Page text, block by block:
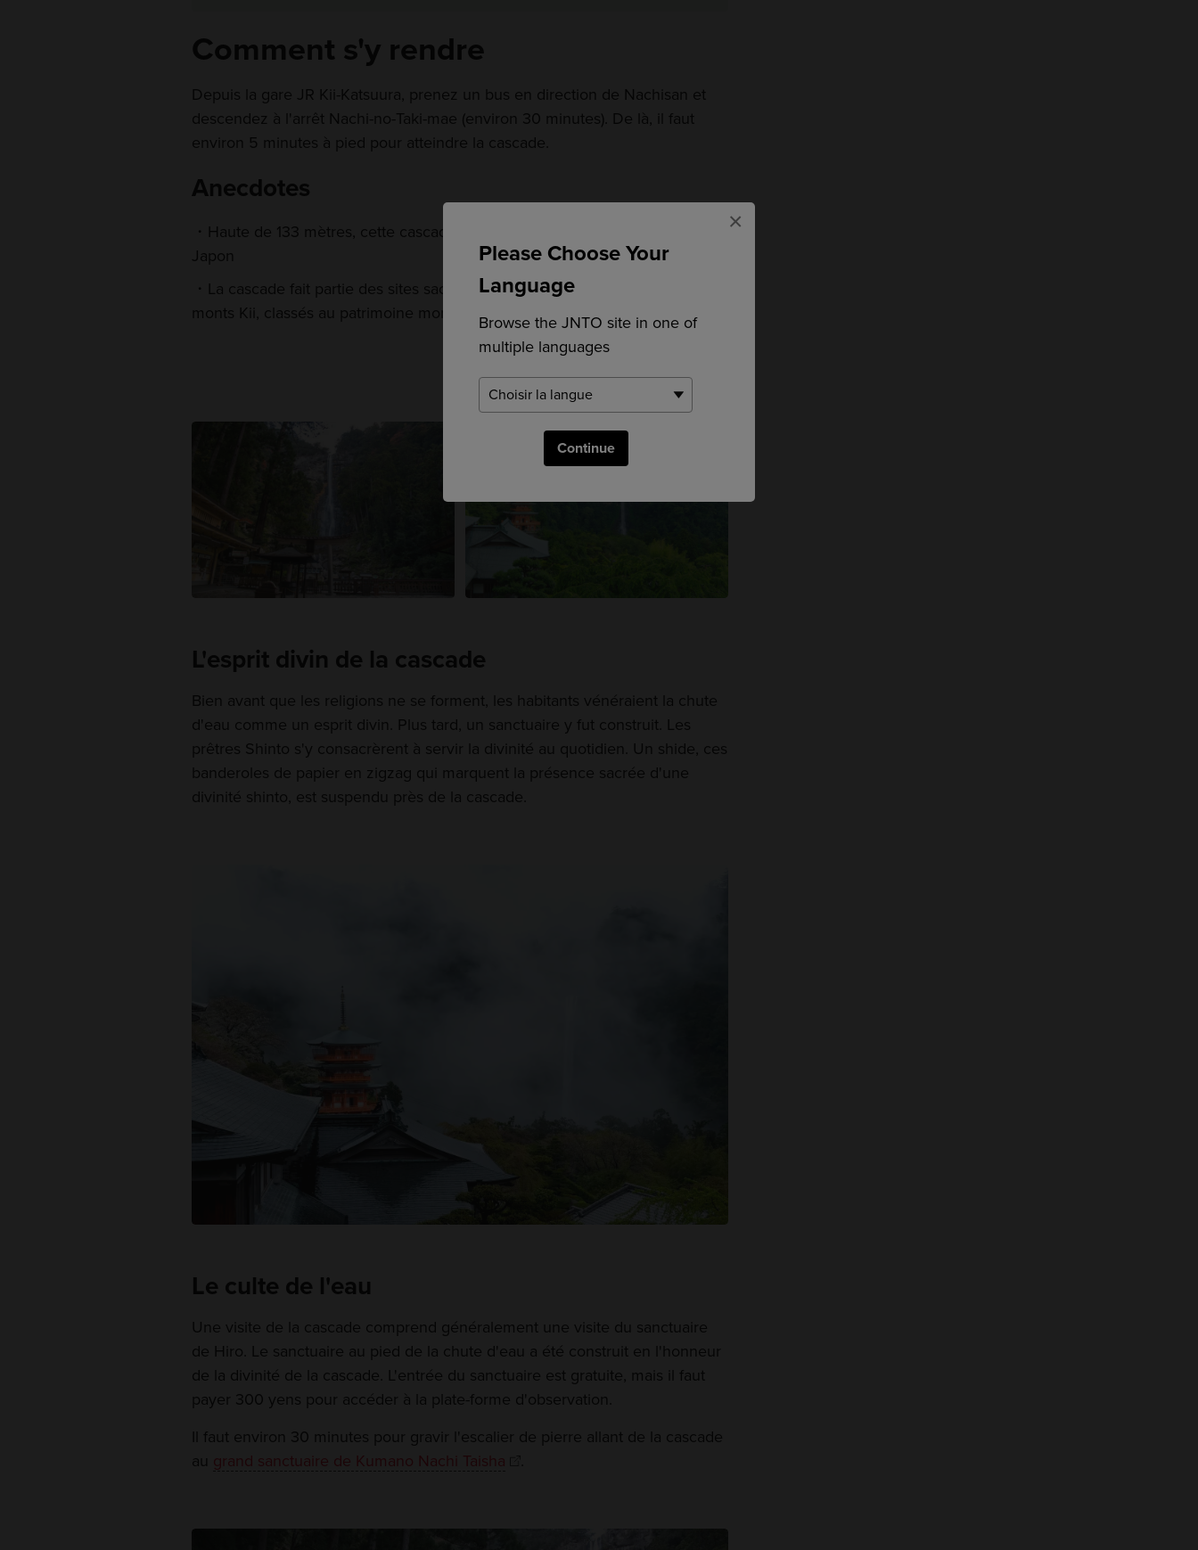
Please Choose Your
Language
Browse the JNTO site in one of
multiple languages
Continue
×
Comment s'y rendre
Depuis la gare JR Kii-Katsuura, prenez un bus en direction de Nachisan et
descendez à l'arrêt Nachi-no-Taki-mae (environ 30 minutes). De là, il faut
environ 5 minutes à pied pour atteindre la cascade.
Anecdotes
Haute de 133 mètres, cette cascade ininterrompue est la plus grande du
Japon
La cascade fait partie des sites sacrés et chemins de pèlerinage dans les
monts Kii, classés au patrimoine mondial de l'UNESCO
L'esprit divin de la cascade
Bien avant que les religions ne se forment, les habitants vénéraient la chute
d'eau comme un esprit divin. Plus tard, un sanctuaire y fut construit. Les
prêtres Shinto s'y consacrèrent à servir la divinité au quotidien. Un shide, ces
banderoles de papier en zigzag qui marquent la présence sacrée d'une
divinité shinto, est suspendu près de la cascade.
Le culte de l'eau
Une visite de la cascade comprend généralement une visite du sanctuaire
de Hiro. Le sanctuaire au pied de la chute d'eau a été construit en l'honneur
de la divinité de la cascade. L'entrée du sanctuaire est gratuite, mais il faut
payer 300 yens pour accéder à la plate-forme d'observation.
Il faut environ 30 minutes pour gravir l'escalier de pierre allant de la cascade
au grand sanctuaire de Kumano Nachi Taisha